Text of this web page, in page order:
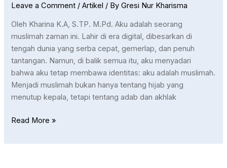
Leave a Comment /Artikel / ByGresi Nur Kharisma
Oleh Kharina K.A, S.TP. M.Pd. Aku adalah seorang
muslimah zaman ini. Lahir di era digital, dibesarkan di
tengah dunia yang serba cepat, gemerlap, dan penuh
tantangan. Namun, di balik semua itu, aku menyadari
bahwa aku tetap membawa identitas: aku adalah muslimah.
Menjadi muslimah bukan hanya tentang hijab yang
menutup kepala, tetapi tentang adab dan akhlak
Read More »